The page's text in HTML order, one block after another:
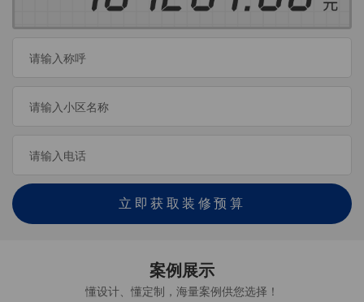
立即获取装修预算
案例展示
懂设计、懂定制，海量案例供您选择！